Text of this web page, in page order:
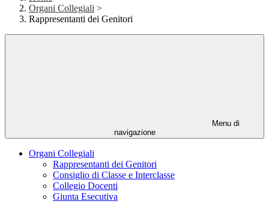
Organi Collegiali >
Rappresentanti dei Genitori
Menu di
navigazione
Organi Collegiali
Rappresentanti dei Genitori
Consiglio di Classe e Interclasse
Collegio Docenti
Giunta Esecutiva